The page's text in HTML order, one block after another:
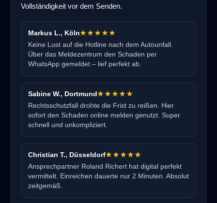
Vollständigkeit vor dem Senden.
Markus L., Köln★★★★★
Keine Lust auf die Hotline nach dem Autounfall.
Über das Meldezentrum den Schaden per
WhatsApp gemeldet – lief perfekt ab.
Sabine W., Dortmund★★★★★
Rechtsschutzfall drohte die Frist zu reißen. Hier
sofort den Schaden online melden genutzt. Super
schnell und unkompliziert.
Christian T., Düsseldorf★★★★★
Ansprechpartner Roland Richert hat digital perfekt
vermittelt. Einreichen dauerte nur 2 Minuten. Absolut
zeitgemäß.